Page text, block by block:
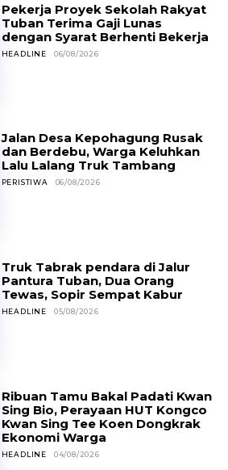
Pekerja Proyek Sekolah Rakyat
Tuban Terima Gaji Lunas
dengan Syarat Berhenti Bekerja
HEADLINE 06/08/2026
Jalan Desa Kepohagung Rusak
dan Berdebu, Warga Keluhkan
Lalu Lalang Truk Tambang
PERISTIWA 06/08/2026
Truk Tabrak pendara di Jalur
Pantura Tuban, Dua Orang
Tewas, Sopir Sempat Kabur
HEADLINE 05/08/2026
Ribuan Tamu Bakal Padati Kwan
Sing Bio, Perayaan HUT Kongco
Kwan Sing Tee Koen Dongkrak
Ekonomi Warga
HEADLINE 04/08/2026